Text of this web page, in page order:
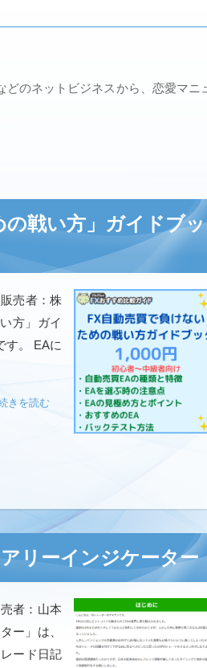
のネットビジネスから、恋愛マ
の戦い方」ガイドブッ
売者：株
方」ガイ
す。 EAに
きを読む
リーインジケーター
者：山本
ー」は、
ード日記